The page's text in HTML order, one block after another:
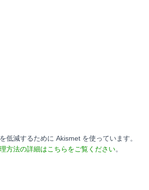
低減するために Akismet を使っています。
方法の詳細はこちらをご覧ください。